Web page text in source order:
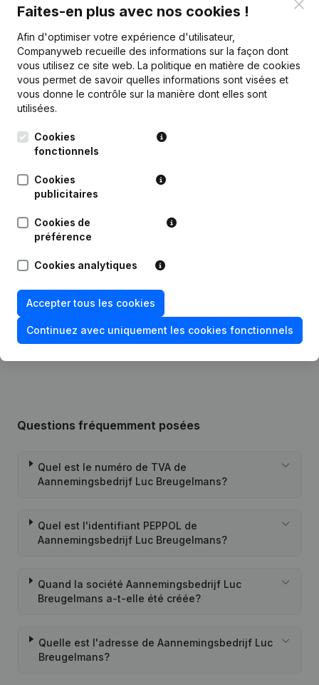
Publications de Aannemingsbedrijf Luc
Breugelmans
Date Publication
05-05-2023
Demissions - Nominations
Modification(s) Statuts Conversion en
Euro
12-07-2000 Demission(s)(NL)
Questions fréquemment posées
Quel est le numéro de TVA de
Aannemingsbedrijf Luc Breugelmans?
Quel est l'identifiant PEPPOL de
Aannemingsbedrijf Luc Breugelmans?
Quand la société Aannemingsbedrijf Luc
Breugelmans a-t-elle été créée?
Quelle est l'adresse de Aannemingsbedrijf Luc
Breugelmans?
Faites-en plus avec nos cookies !
Afin d'optimiser votre expérience d'utilisateur,
Companyweb recueille des informations sur la façon dont
vous utilisez ce site web. La politique en matière de cookies
vous permet de savoir quelles informations sont visées et
vous donne le contrôle sur la manière dont elles sont
utilisées.
Cookies
fonctionnels
Cookies
publicitaires
Cookies de
préférence
Cookies analytiques
Accepter tous les cookies
Continuez avec uniquement les cookies fonctionnels